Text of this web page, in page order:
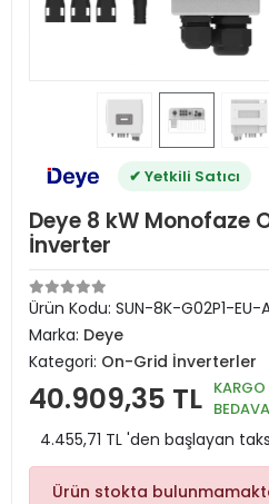
✔ Yetkili Satıcı
Deye 8 kW Monofaze
İnverter
Ürün Kodu: SUN-8K-G02P1-EU-
Marka: Deye
Kategori: On-Grid İnverterler
40.909,35 TL KARGO
BEDAVA
4.455,71 TL 'den başlayan
Ürün stokta